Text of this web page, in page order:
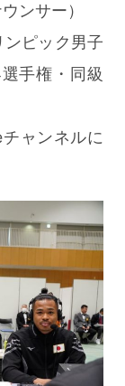
ンサー）
ピック男子
手権・同級
ャンネルに